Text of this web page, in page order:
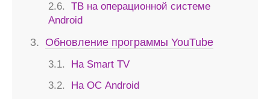
ТВ на операционной системе
Android
Обновление программы YouTube
На Smart TV
На ОС Android